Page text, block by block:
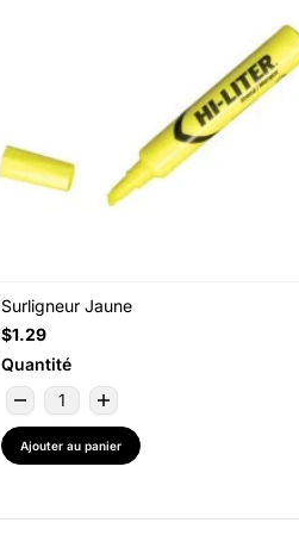
Surligneur Jaune
$1.29
Quantité
Ajouter au panier